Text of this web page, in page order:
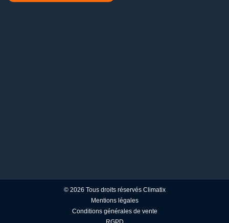
© 2026 Tous droits réservés Climatix
Mentions légales
Conditions générales de vente